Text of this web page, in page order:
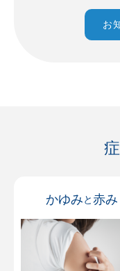
2026年6月20日
8/9～8/16は
お
かゆみ と 赤み
2 3
9 10